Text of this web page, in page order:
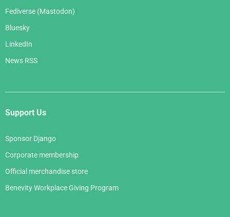
Fediverse (Mastodon)
Bluesky
LinkedIn
News RSS
Support Us
Sponsor Django
Corporate membership
Official merchandise store
Benevity Workplace Giving Program